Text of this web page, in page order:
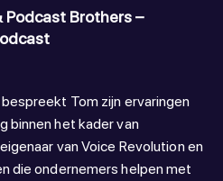
Podcast Brothers –
Tom zijn ervaringen
binnen het kader van
van Voice Revolution en
die ondernemers helpen met